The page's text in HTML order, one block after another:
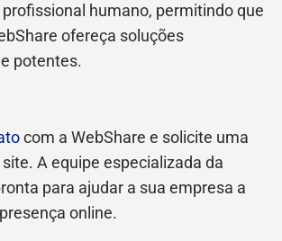
humano, permitindo que
ofereça soluções
potentes.
com a WebShare e solicite uma
A equipe especializada da
para ajudar a sua empresa a
online.